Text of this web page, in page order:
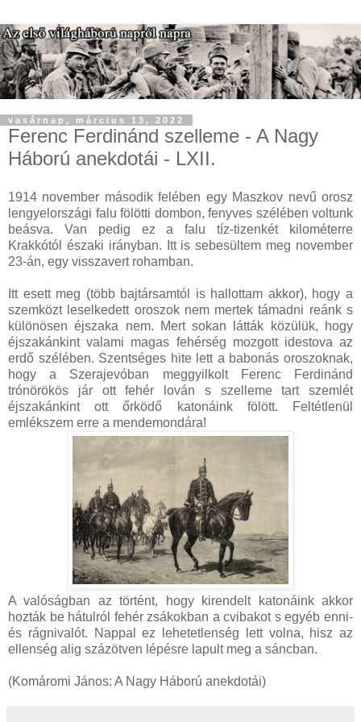
vasárnap, március 13, 2022
Ferenc Ferdinánd szelleme - A Nagy
Háború anekdotái - LXII.
1914 november második felében egy Maszkov nevű orosz
lengyelországi falu fölötti dombon, fenyves szélében voltunk
beásva. Van pedig ez a falu tíz-tizenkét kilométerre
Krakkótól északi irányban. Itt is sebesültem meg november
23-án, egy visszavert rohamban.
Itt esett meg (több bajtársamtól is hallottam akkor), hogy a
szemközt leselkedett oroszok nem mertek támadni reánk s
különösen éjszaka nem. Mert sokan látták közülük, hogy
éjszakánkint valami magas fehérség mozgott idestova az
erdő szélében. Szentséges hite lett a babonás oroszoknak,
hogy a Szerajevóban meggyilkolt Ferenc Ferdinánd
trónörökös jár ott fehér lován s szelleme tart szemlét
éjszakánkint ott őrködő katonáink fölött. Feltétlenül
emlékszem erre a mendemondára!
A valóságban az történt, hogy kirendelt katonáink akkor
hozták be hátulról fehér zsákokban a cvibakot s egyéb enni-
és rágnivalót. Nappal ez lehetetlenség lett volna, hisz az
ellenség alig százötven lépésre lapult meg a sáncban.
(Komáromi János: A Nagy Háború anekdotái)